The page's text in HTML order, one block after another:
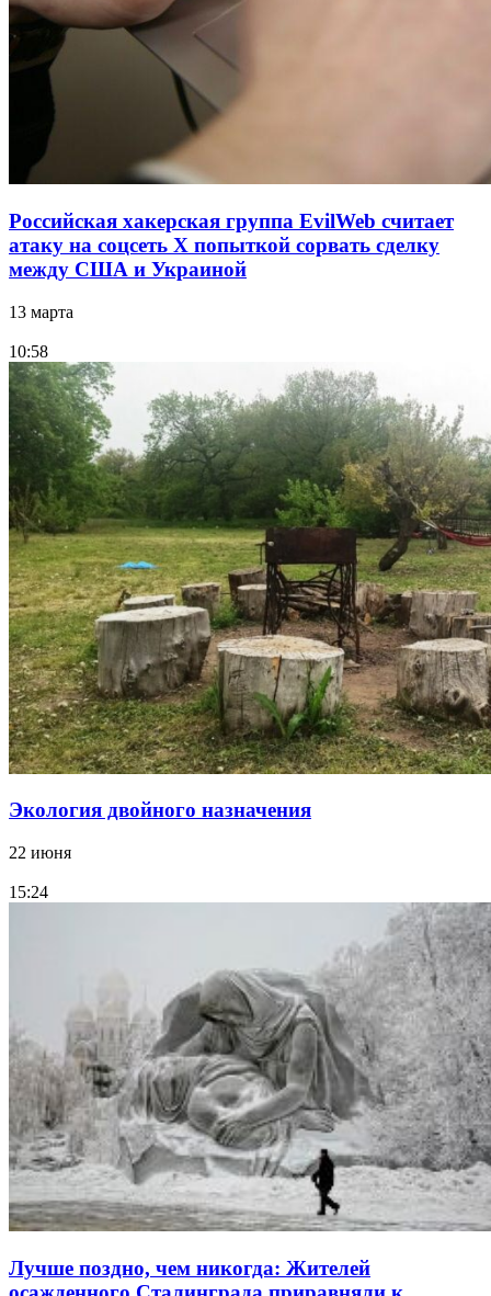
Российская хакерская группа EvilWeb считает
атаку на соцсеть Х попыткой сорвать сделку
между США и Украиной
13 марта
10:58
Экология двойного назначения
22 июня
15:24
Лучше поздно, чем никогда: Жителей